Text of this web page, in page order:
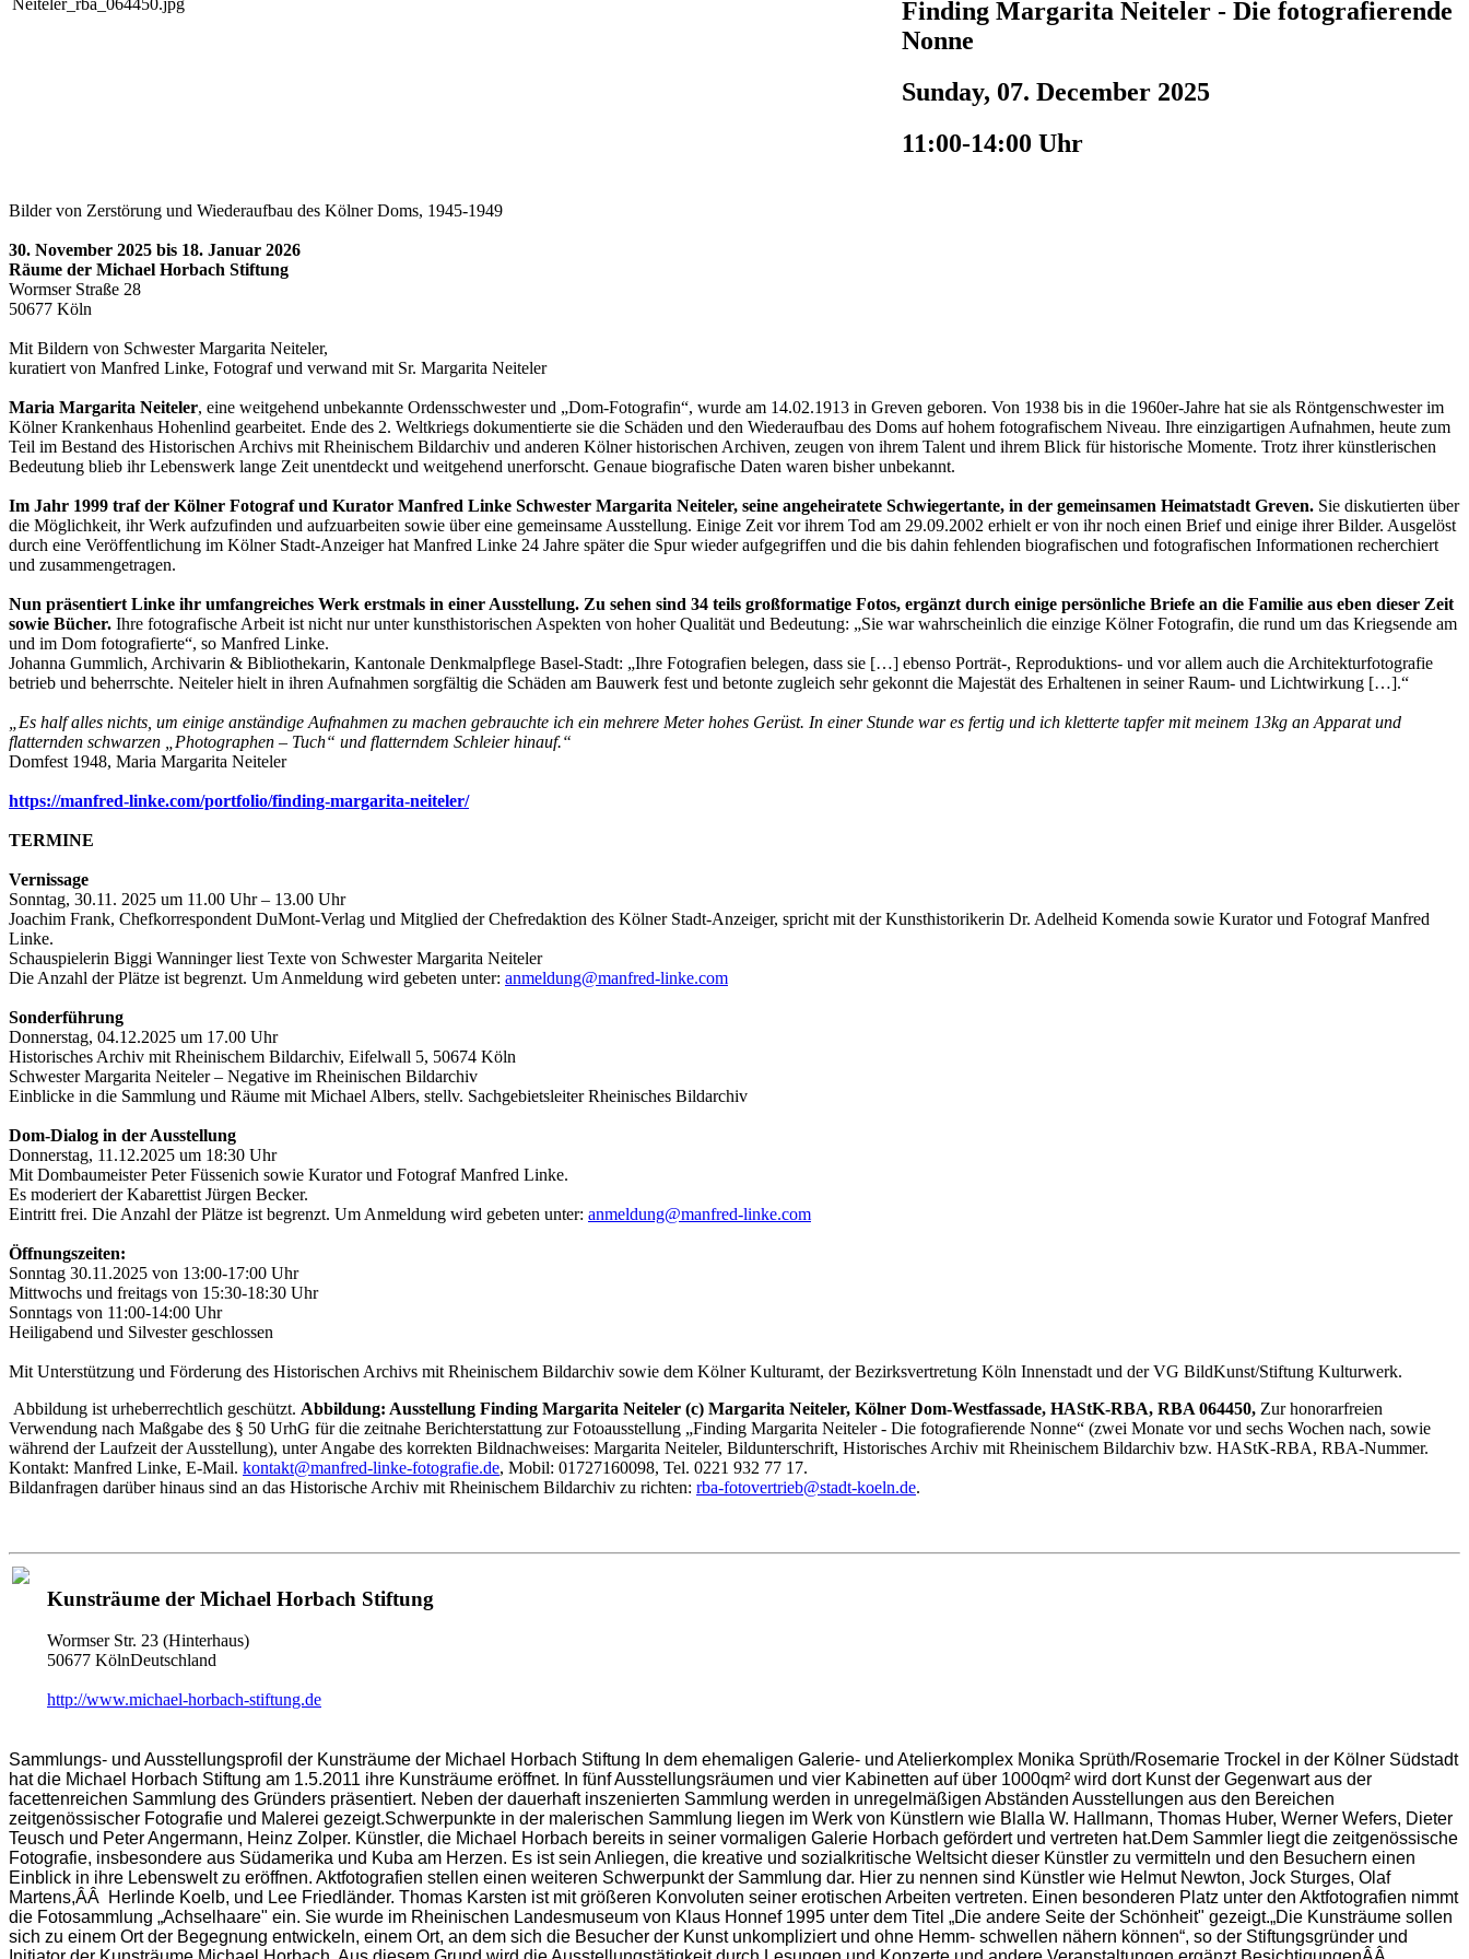
Finding Margarita Neiteler - Die fotografierende
Nonne
Sunday, 07. December 2025
11:00-14:00 Uhr
Bilder von Zerstörung und Wiederaufbau des Kölner Doms, 1945-1949
30. November 2025 bis 18. Januar 2026
Räume der Michael Horbach Stiftung
Wormser Straße 28
50677 Köln
Mit Bildern von Schwester Margarita Neiteler,
kuratiert von Manfred Linke, Fotograf und verwand mit Sr. Margarita Neiteler
Maria Margarita Neiteler, eine weitgehend unbekannte Ordensschwester und „Dom-Fotografin“, wurde am 14.02.1913 in Greven geboren. Von 1938 bis in die 1960er-Jahre hat sie als Röntgenschwester im
Kölner Krankenhaus Hohenlind gearbeitet. Ende des 2. Weltkriegs dokumentierte sie die Schäden und den Wiederaufbau des Doms auf hohem fotografischem Niveau. Ihre einzigartigen Aufnahmen, heute zum
Teil im Bestand des Historischen Archivs mit Rheinischem Bildarchiv und anderen Kölner historischen Archiven, zeugen von ihrem Talent und ihrem Blick für historische Momente. Trotz ihrer künstlerischen
Bedeutung blieb ihr Lebenswerk lange Zeit unentdeckt und weitgehend unerforscht. Genaue biografische Daten waren bisher unbekannt.
Im Jahr 1999 traf der Kölner Fotograf und Kurator Manfred Linke Schwester Margarita Neiteler, seine angeheiratete Schwiegertante, in der gemeinsamen Heimatstadt Greven. Sie diskutierten über
die Möglichkeit, ihr Werk aufzufinden und aufzuarbeiten sowie über eine gemeinsame Ausstellung. Einige Zeit vor ihrem Tod am 29.09.2002 erhielt er von ihr noch einen Brief und einige ihrer Bilder. Ausgelöst
durch eine Veröffentlichung im Kölner Stadt-Anzeiger hat Manfred Linke 24 Jahre später die Spur wieder aufgegriffen und die bis dahin fehlenden biografischen und fotografischen Informationen recherchiert
und zusammengetragen.
Nun präsentiert Linke ihr umfangreiches Werk erstmals in einer Ausstellung. Zu sehen sind 34 teils großformatige Fotos, ergänzt durch einige persönliche Briefe an die Familie aus eben dieser Zeit
sowie Bücher. Ihre fotografische Arbeit ist nicht nur unter kunsthistorischen Aspekten von hoher Qualität und Bedeutung: „Sie war wahrscheinlich die einzige Kölner Fotografin, die rund um das Kriegsende am
und im Dom fotografierte“, so Manfred Linke.
Johanna Gummlich, Archivarin & Bibliothekarin, Kantonale Denkmalpflege Basel-Stadt: „Ihre Fotografien belegen, dass sie […] ebenso Porträt-, Reproduktions- und vor allem auch die Architekturfotografie
betrieb und beherrschte. Neiteler hielt in ihren Aufnahmen sorgfältig die Schäden am Bauwerk fest und betonte zugleich sehr gekonnt die Majestät des Erhaltenen in seiner Raum- und Lichtwirkung […].“
„Es half alles nichts, um einige anständige Aufnahmen zu machen gebrauchte ich ein mehrere Meter hohes Gerüst. In einer Stunde war es fertig und ich kletterte tapfer mit meinem 13kg an Apparat und
flatternden schwarzen „Photographen – Tuch“ und flatterndem Schleier hinauf.“
Domfest 1948, Maria Margarita Neiteler
https://manfred-linke.com/portfolio/finding-margarita-neiteler/
TERMINE
Vernissage
Sonntag, 30.11. 2025 um 11.00 Uhr – 13.00 Uhr
Joachim Frank, Chefkorrespondent DuMont-Verlag und Mitglied der Chefredaktion des Kölner Stadt-Anzeiger, spricht mit der Kunsthistorikerin Dr. Adelheid Komenda sowie Kurator und Fotograf Manfred
Linke.
Schauspielerin Biggi Wanninger liest Texte von Schwester Margarita Neiteler
Die Anzahl der Plätze ist begrenzt. Um Anmeldung wird gebeten unter: anmeldung@manfred-linke.com
Sonderführung
Donnerstag, 04.12.2025 um 17.00 Uhr
Historisches Archiv mit Rheinischem Bildarchiv, Eifelwall 5, 50674 Köln
Schwester Margarita Neiteler – Negative im Rheinischen Bildarchiv
Einblicke in die Sammlung und Räume mit Michael Albers, stellv. Sachgebietsleiter Rheinisches Bildarchiv
Dom-Dialog in der Ausstellung
Donnerstag, 11.12.2025 um 18:30 Uhr
Mit Dombaumeister Peter Füssenich sowie Kurator und Fotograf Manfred Linke.
Es moderiert der Kabarettist Jürgen Becker.
Eintritt frei. Die Anzahl der Plätze ist begrenzt. Um Anmeldung wird gebeten unter: anmeldung@manfred-linke.com
Öffnungszeiten:
Sonntag 30.11.2025 von 13:00-17:00 Uhr
Mittwochs und freitags von 15:30-18:30 Uhr
Sonntags von 11:00-14:00 Uhr
Heiligabend und Silvester geschlossen
Mit Unterstützung und Förderung des Historischen Archivs mit Rheinischem Bildarchiv sowie dem Kölner Kulturamt, der Bezirksvertretung Köln Innenstadt und der VG BildKunst/Stiftung Kulturwerk.
Abbildung ist urheberrechtlich geschützt. Abbildung: Ausstellung Finding Margarita Neiteler (c) Margarita Neiteler, Kölner Dom-Westfassade, HAStK-RBA, RBA 064450, Zur honorarfreien
Verwendung nach Maßgabe des § 50 UrhG für die zeitnahe Berichterstattung zur Fotoausstellung „Finding Margarita Neiteler - Die fotografierende Nonne“ (zwei Monate vor und sechs Wochen nach, sowie
während der Laufzeit der Ausstellung), unter Angabe des korrekten Bildnachweises: Margarita Neiteler, Bildunterschrift, Historisches Archiv mit Rheinischem Bildarchiv bzw. HAStK-RBA, RBA-Nummer.
Kontakt: Manfred Linke, E-Mail. kontakt@manfred-linke-fotografie.de, Mobil: 01727160098, Tel. 0221 932 77 17.
Bildanfragen darüber hinaus sind an das Historische Archiv mit Rheinischem Bildarchiv zu richten: rba-fotovertrieb@stadt-koeln.de.
Kunsträume der Michael Horbach Stiftung
Wormser Str. 23 (Hinterhaus)
50677 KölnDeutschland
http://www.michael-horbach-stiftung.de
Sammlungs- und Ausstellungsprofil der Kunsträume der Michael Horbach Stiftung In dem ehemaligen Galerie- und Atelierkomplex Monika Sprüth/Rosemarie Trockel in der Kölner Südstadt
hat die Michael Horbach Stiftung am 1.5.2011 ihre Kunsträume eröffnet. In fünf Ausstellungsräumen und vier Kabinetten auf über 1000qm² wird dort Kunst der Gegenwart aus der
facettenreichen Sammlung des Gründers präsentiert. Neben der dauerhaft inszenierten Sammlung werden in unregelmäßigen Abständen Ausstellungen aus den Bereichen
zeitgenössischer Fotografie und Malerei gezeigt.Schwerpunkte in der malerischen Sammlung liegen im Werk von Künstlern wie Blalla W. Hallmann, Thomas Huber, Werner Wefers, Dieter
Teusch und Peter Angermann, Heinz Zolper. Künstler, die Michael Horbach bereits in seiner vormaligen Galerie Horbach gefördert und vertreten hat.Dem Sammler liegt die zeitgenössische
Fotografie, insbesondere aus Südamerika und Kuba am Herzen. Es ist sein Anliegen, die kreative und sozialkritische Weltsicht dieser Künstler zu vermitteln und den Besuchern einen
Einblick in ihre Lebenswelt zu eröffnen. Aktfotografien stellen einen weiteren Schwerpunkt der Sammlung dar. Hier zu nennen sind Künstler wie Helmut Newton, Jock Sturges, Olaf
Martens,ÂÂ Herlinde Koelb, und Lee Friedländer. Thomas Karsten ist mit größeren Konvoluten seiner erotischen Arbeiten vertreten. Einen besonderen Platz unter den Aktfotografien nimmt
die Fotosammlung „Achselhaare" ein. Sie wurde im Rheinischen Landesmuseum von Klaus Honnef 1995 unter dem Titel „Die andere Seite der Schönheit" gezeigt.„Die Kunsträume sollen
sich zu einem Ort der Begegnung entwickeln, einem Ort, an dem sich die Besucher der Kunst unkompliziert und ohne Hemm- schwellen nähern können“, so der Stiftungsgründer und